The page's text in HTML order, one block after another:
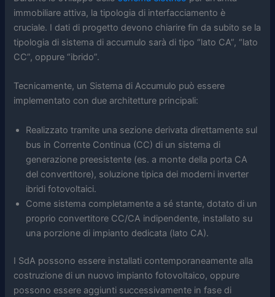
immobiliare attiva, la tipologia di interfacciamento è
cruciale. I dati di progetto devono chiarire fin da subito se la
tipologia di sistema di accumulo sarà di tipo “lato CA”, “lato
CC”, oppure “ibrido”.
Tecnicamente, un Sistema di Accumulo può essere
implementato con due architetture principali:
Realizzato tramite una sezione derivata direttamente sul
bus in Corrente Continua (CC) di un sistema di
generazione preesistente (es. a monte della porta CA
del convertitore), soluzione tipica dei moderni inverter
ibridi fotovoltaici.
Come sistema completamente a sé stante, dotato di un
proprio convertitore CC/CA indipendente, installato su
una porzione di impianto dedicata (lato CA).
I SdA possono essere installati contemporaneamente alla
costruzione di un nuovo impianto fotovoltaico, oppure
possono essere aggiunti successivamente in fase di